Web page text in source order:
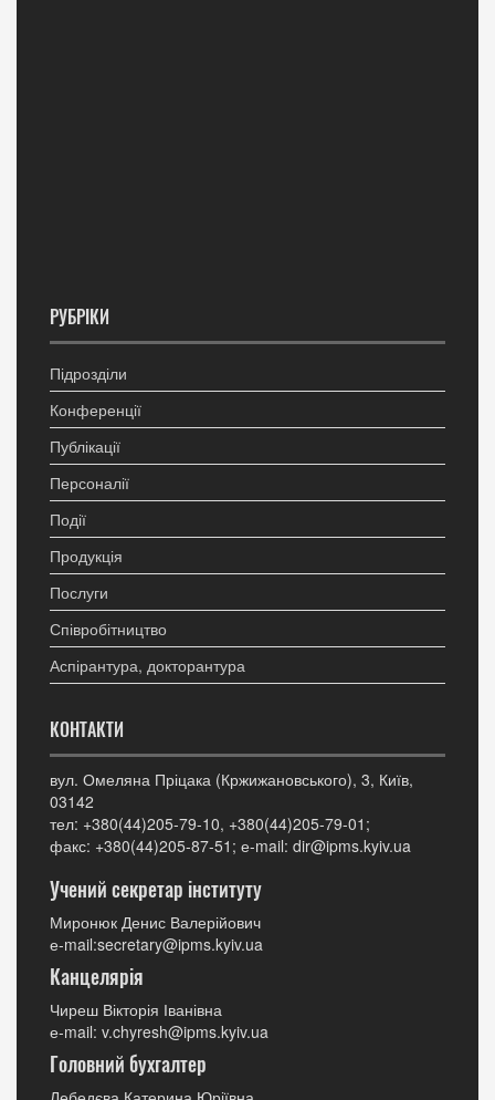
РУБРІКИ
Підрозділи
Конференції
Публікації
Персоналії
Події
Продукція
Послуги
Співробітництво
Аспірантура, докторантура
КОНТАКТИ
вул. Омеляна Пріцака (Кржижановського), 3, Київ,
03142
тел: +380(44)205-79-10, +380(44)205-79-01;
факс: +380(44)205-87-51; е-mail: dir@ipms.kyiv.ua
Учений секретар інституту
Миронюк Денис Валерійович
е-mail:secretary@ipms.kyiv.ua
Канцелярія
Чиреш Вікторія Іванівна
е-mail: v.chyresh@ipms.kyiv.ua
Головний бухгалтер